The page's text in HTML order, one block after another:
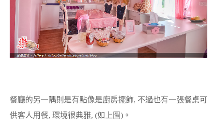
餐廳的另一隅則是有點像是廚房擺飾, 不過也有一張餐桌可
供客人用餐, 環境很典雅, (如上圖)。